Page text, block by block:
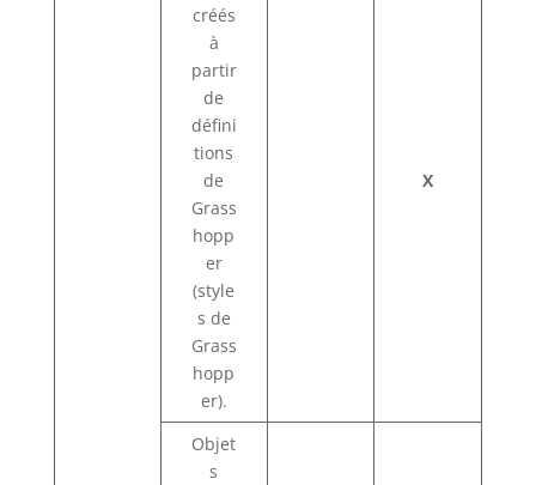
créés
à
partir
de
défini
tions
de
Grass
hopp
er
(style
s de
Grass
hopp
er).
X
Objet
s